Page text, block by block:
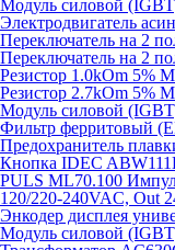
Модуль силовой
Электродвигатель
Переключатель на 2
Переключатель на 2
Резистор 1.0kOm 5%
Резистор 2.7kOm 5%
Модуль силовой
Фильтр ферритовый
Предохранитель
Кнопка IDEC
PULS ML70.100
120/220-240VAC, Out
Энкодер дисплея
Модуль силовой